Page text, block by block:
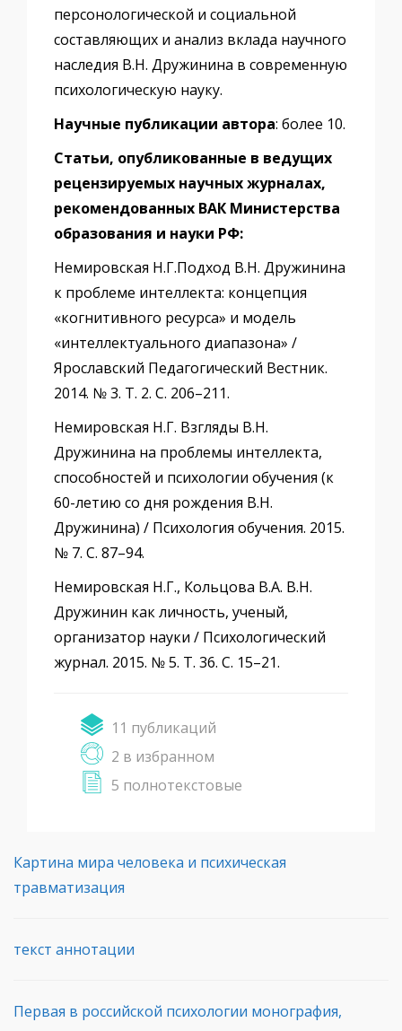
персонологической и социальной
составляющих и анализ вклада научного
наследия В.Н. Дружинина в современную
психологическую науку.
Научные публикации автора: более 10.
Статьи, опубликованные в ведущих
рецензируемых научных журналах,
рекомендованных ВАК Министерства
образования и науки РФ:
Немировская Н.Г.Подход В.Н. Дружинина
к проблеме интеллекта: концепция
«когнитивного ресурса» и модель
«интеллектуального диапазона» /
Ярославский Педагогический Вестник.
2014. № 3. Т. 2. С. 206–211.
Немировская Н.Г. Взгляды В.Н.
Дружинина на проблемы интеллекта,
способностей и психологии обучения (к
60-летию со дня рождения В.Н.
Дружинина) / Психология обучения. 2015.
№ 7. С. 87–94.
Немировская Н.Г., Кольцова В.А. В.Н.
Дружинин как личность, ученый,
организатор науки / Психологический
журнал. 2015. № 5. Т. 36. С. 15–21.
11 публикаций
2 в избранном
5 полнотекстовые
Картина мира человека и психическая
травматизация
текст аннотации
Первая в российской психологии монография,